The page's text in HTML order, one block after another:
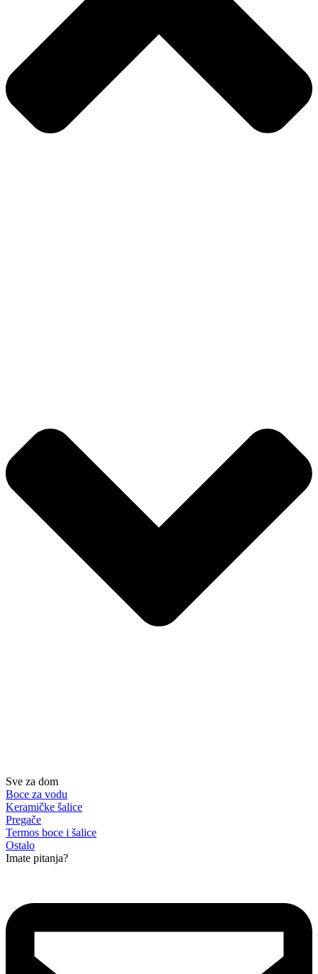
Sve za dom
Boce za vodu
Keramičke šalice
Pregače
Termos boce i šalice
Ostalo
Imate pitanja?